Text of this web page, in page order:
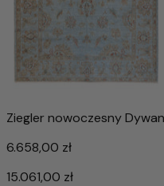
Ziegler nowoczesny
6.658,00 zł
15.061,00 zł